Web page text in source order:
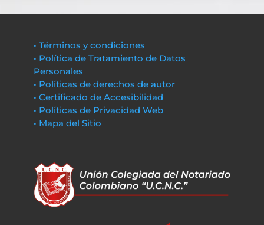
• Términos y condiciones
• Política de Tratamiento de Datos
Personales
• Políticas de derechos de autor
• Certificado de Accesibilidad
• Políticas de Privacidad Web
• Mapa del Sitio